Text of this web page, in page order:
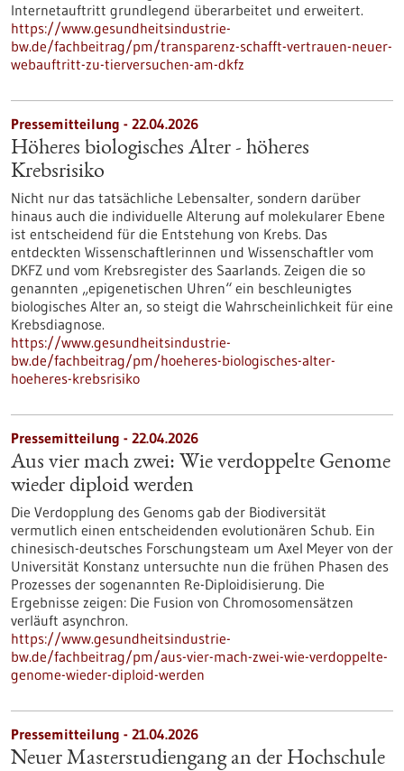
Internetauftritt grundlegend überarbeitet und erweitert.
https://www.gesundheitsindustrie-
bw.de/fachbeitrag/pm/transparenz-schafft-vertrauen-neuer-
webauftritt-zu-tierversuchen-am-dkfz
Pressemitteilung - 22.04.2026
Höheres biologisches Alter - höheres
Krebsrisiko
Nicht nur das tatsächliche Lebensalter, sondern darüber
hinaus auch die individuelle Alterung auf molekularer Ebene
ist entscheidend für die Entstehung von Krebs. Das
entdeckten Wissenschaftlerinnen und Wissenschaftler vom
DKFZ und vom Krebsregister des Saarlands. Zeigen die so
genannten „epigenetischen Uhren“ ein beschleunigtes
biologisches Alter an, so steigt die Wahrscheinlichkeit für eine
Krebsdiagnose.
https://www.gesundheitsindustrie-
bw.de/fachbeitrag/pm/hoeheres-biologisches-alter-
hoeheres-krebsrisiko
Pressemitteilung - 22.04.2026
Aus vier mach zwei: Wie verdoppelte Genome
wieder diploid werden
Die Verdopplung des Genoms gab der Biodiversität
vermutlich einen entscheidenden evolutionären Schub. Ein
chinesisch-deutsches Forschungsteam um Axel Meyer von der
Universität Konstanz untersuchte nun die frühen Phasen des
Prozesses der sogenannten Re-Diploidisierung. Die
Ergebnisse zeigen: Die Fusion von Chromosomensätzen
verläuft asynchron.
https://www.gesundheitsindustrie-
bw.de/fachbeitrag/pm/aus-vier-mach-zwei-wie-verdoppelte-
genome-wieder-diploid-werden
Pressemitteilung - 21.04.2026
Neuer Masterstudiengang an der Hochschule